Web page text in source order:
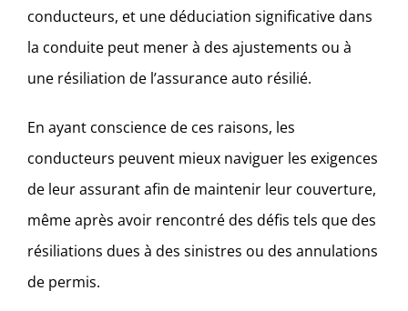
conducteurs, et une déduciation significative dans
la conduite peut mener à des ajustements ou à
une résiliation de l’assurance auto résilié.
En ayant conscience de ces raisons, les
conducteurs peuvent mieux naviguer les exigences
de leur assurant afin de maintenir leur couverture,
même après avoir rencontré des défis tels que des
résiliations dues à des sinistres ou des annulations
de permis.